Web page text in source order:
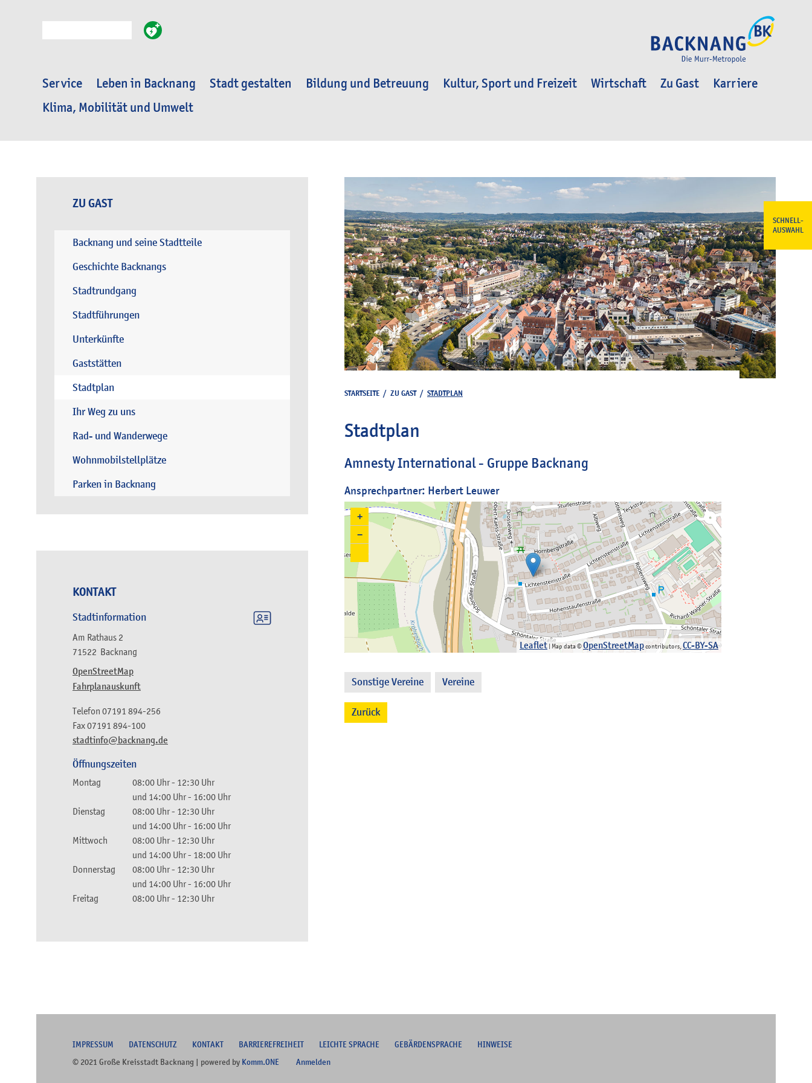
Service Leben in Backnang Stadt gestalten Bildung und Betreuung Kultur, Sport und Freizeit Wirtschaft Zu Gast
Karriere
Klima, Mobilität und Umwelt
SCHNELL-
AUSWAHL
ZU GAST
Backnang und seine Stadtteile
Geschichte Backnangs
Stadtrundgang
Stadtführungen
Unterkünfte
Gaststätten
Stadtplan
Ihr Weg zu uns
Rad- und Wanderwege
Wohnmobilstellplätze
Parken in Backnang
KONTAKT
Stadtinformation
Am Rathaus 2
71522 Backnang
OpenStreetMap
Fahrplanauskunft
stadtinfo@backnang.de
Telefon 07191 894-256
Fax07191 894-100
Öffnungszeiten
Montag 08:00 Uhr- 12:30 Uhr
und 14:00 Uhr- 16:00 Uhr
Dienstag
08:00 Uhr- 12:30 Uhr
und 14:00 Uhr- 16:00 Uhr
Mittwoch
08:00 Uhr- 12:30 Uhr
und 14:00 Uhr- 18:00 Uhr
Donnerstag
08:00 Uhr- 12:30 Uhr
und 14:00 Uhr- 16:00 Uhr
Freitag
08:00 Uhr- 12:30 Uhr
STARTSEITE / ZU GAST/ STADTPLAN
Stadtplan
Amnesty International - Gruppe Backnang
Ansprechpartner: Herbert Leuwer
+
−
Leaflet | Map data ©OpenStreetMapcontributors, CC-BY-SA
Sonstige Vereine Vereine
Zurück
IMPRESSUM DATENSCHUTZ KONTAKT BARRIEREFREIHEIT LEICHTE SPRACHE GEBÄRDENSPRACHE
HINWEISE
© 2021 Große Kreisstadt Backnang | powered by Komm.ONE Anmelden